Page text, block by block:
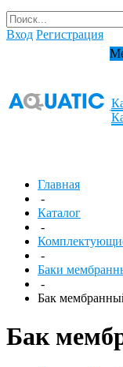
Вход Регистрация
Главная
-
Каталог
-
-
Баки
-
Бак
Бак